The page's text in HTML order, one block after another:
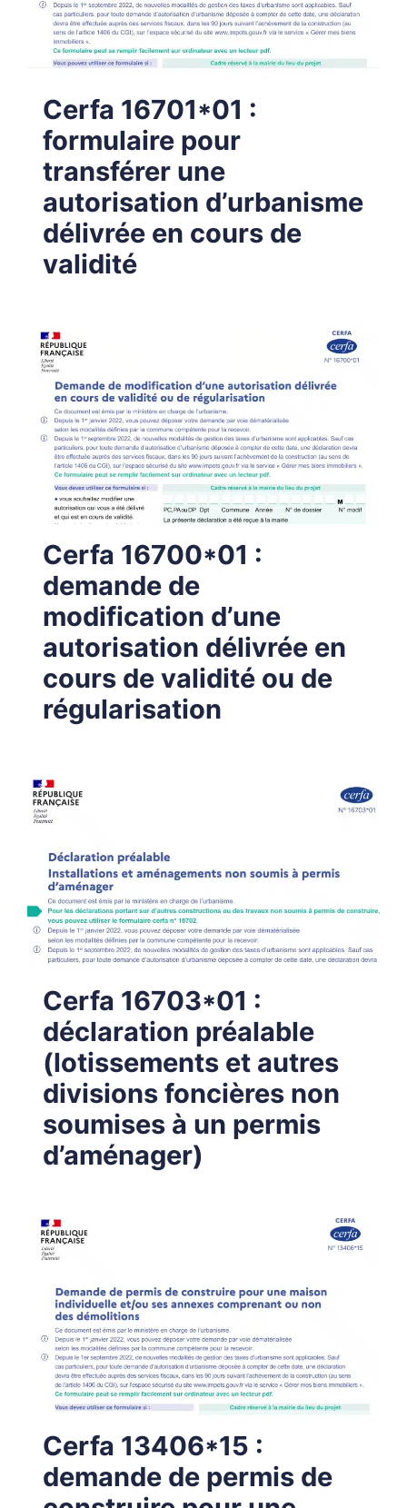
Cerfa 16701*01 :
formulaire pour
transférer une
autorisation d’urbanisme
délivrée en cours de
validité
Cerfa 16700*01 :
demande de
modification d’une
autorisation délivrée en
cours de validité ou de
régularisation
Cerfa 16703*01 :
déclaration préalable
(lotissements et autres
divisions foncières non
soumises à un permis
d’aménager)
Cerfa 13406*15 :
demande de permis de